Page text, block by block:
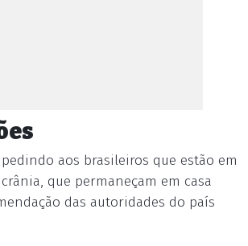
aos brasileiros que estão em
que permaneçam em casa
das autoridades do país